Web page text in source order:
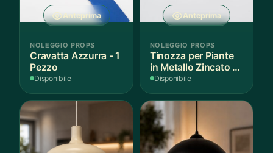
Anteprima
NOLEGGIO PROPS
Cravatta Azzurra - 1
Pezzo
Disponibile
Anteprima
NOLEGGIO PROPS
Tinozza per Piante
in Metallo Zincato -
1 Pezzo
Disponibile